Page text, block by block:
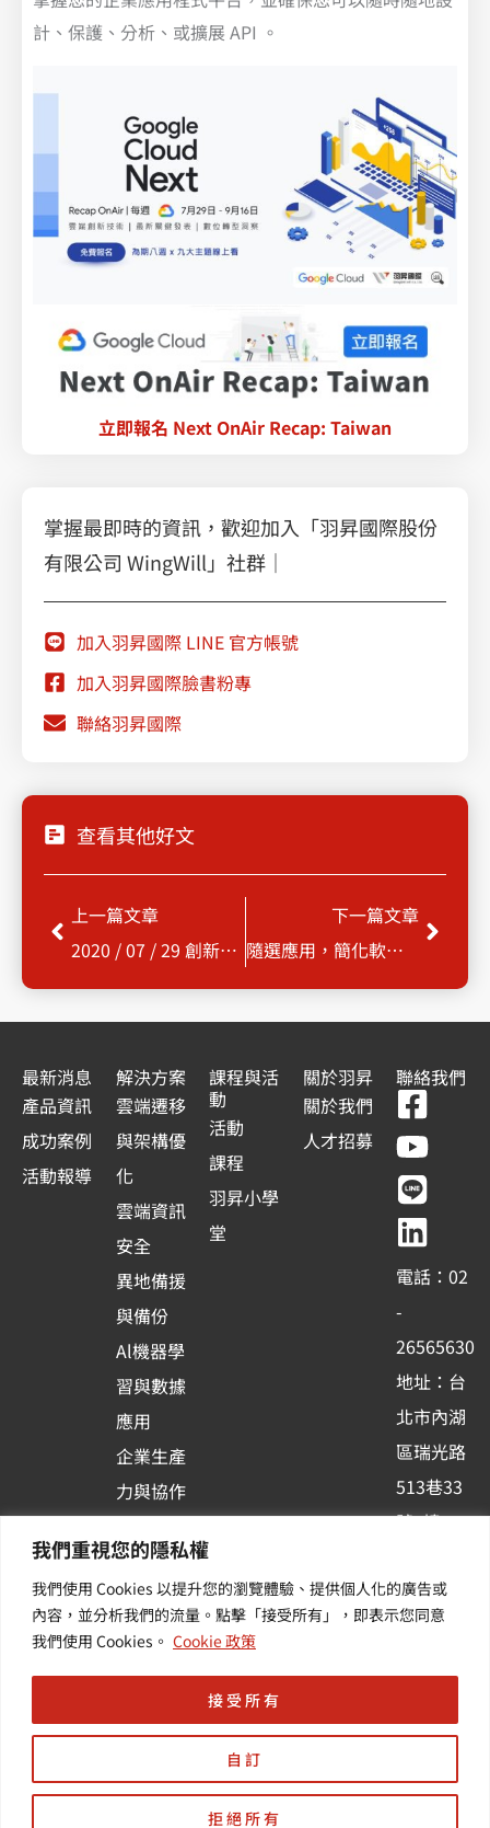
我們重視您的隱私權
我們使用 Cookies 以提升您的瀏覽體驗、提供個人化的廣告或
內容，並分析我們的流量。點擊「接受所有」，即表示您同意
我們使用 Cookies。 Cookie 政策
自訂
拒絕所有
接受所有
計、保護、分析、或擴展 API 。
立即報名 Next OnAir Recap: Taiwan
掌握最即時的資訊，歡迎加入「羽昇國際股份
有限公司 WingWill」社群｜
加入羽昇國際 LINE 官方帳號
加入羽昇國際臉書粉專
聯絡羽昇國際
查看其他好文
上一頁
上一篇文章
2020 / 07 / 29 創新應用服務，打破既有IT框架，多雲時代即將來臨
下一篇文章
隨選應用，簡化軟體部署維護，提高MIS部門效率！
下一
最新消息
產品資訊
成功案例
活動報導
解決方案
雲端遷移
與架構優
化
雲端資訊
安全
異地備援
與備份
Al機器學
習與數據
應用
企業生產
力與協作
台應用
其他／加
值服務
課程與活
動
活動
課程
羽昇小學
堂
關於羽昇
關於我們
人才招募
聯絡我們
F
a
c
e
b
o
o
k
-
s
q
u
a
r
Y
o
u
t
u
b
e
L
i
n
e
L
i
n
k
e
d
i
n
電話：02
-
26565630
地址：台
北市內湖
區瑞光路
513巷33
號6樓
新訊 | 提
供您最新